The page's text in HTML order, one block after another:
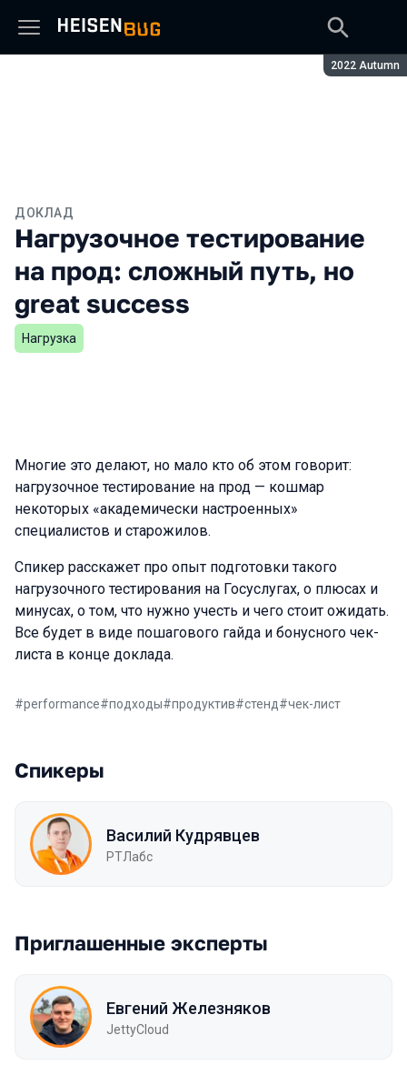
Сезон:
2022 Autumn
ДОКЛАД
Нагрузочное тестирование
на прод: сложный путь, но
great success
Нагрузка
Многие это делают, но мало кто об этом говорит:
нагрузочное тестирование на прод — кошмар
некоторых «академически настроенных»
специалистов и старожилов.
Спикер расскажет про опыт подготовки такого
нагрузочного тестирования на Госуслугах, о плюсах и
минусах, о том, что нужно учесть и чего стоит ожидать.
Все будет в виде пошагового гайда и бонусного чек-
листа в конце доклада.
#performance#подходы#продуктив#стенд#чек-лист
Спикеры
Василий Кудрявцев
РТЛабс
Приглашенные эксперты
Евгений Железняков
JettyCloud